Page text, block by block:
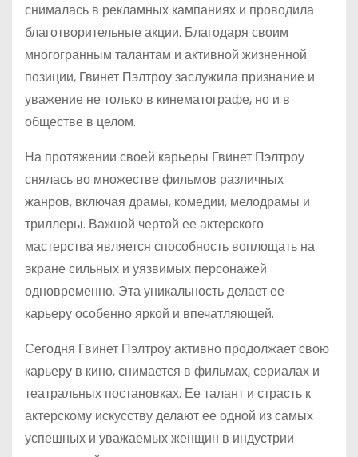
снималась в рекламных кампаниях и проводила
благотворительные акции. Благодаря своим
многогранным талантам и активной жизненной
позиции, Гвинет Пэлтроу заслужила признание и
уважение не только в кинематографе, но и в
обществе в целом.
На протяжении своей карьеры Гвинет Пэлтроу
снялась во множестве фильмов различных
жанров, включая драмы, комедии, мелодрамы и
триллеры. Важной чертой ее актерского
мастерства является способность воплощать на
экране сильных и уязвимых персонажей
одновременно. Эта уникальность делает ее
карьеру особенно яркой и впечатляющей.
Сегодня Гвинет Пэлтроу активно продолжает свою
карьеру в кино, снимается в фильмах, сериалах и
театральных постановках. Ее талант и страсть к
актерскому искусству делают ее одной из самых
успешных и уважаемых женщин в индустрии